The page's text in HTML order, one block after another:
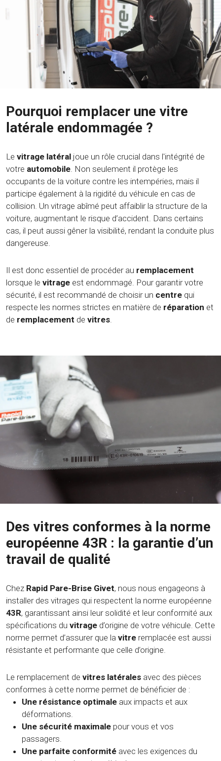
Pourquoi remplacer une vitre
latérale endommagée ?
Le vitrage latéral joue un rôle crucial dans l'intégrité de
votre automobile. Non seulement il protège les
occupants de la voiture contre les intempéries, mais il
participe également à la rigidité du véhicule en cas de
collision. Un vitrage abîmé peut affaiblir la structure de la
voiture, augmentant le risque d’accident. Dans certains
cas, il peut aussi gêner la visibilité, rendant la conduite plus
dangereuse.
Il est donc essentiel de procéder au remplacement
lorsque le vitrage est endommagé. Pour garantir votre
sécurité, il est recommandé de choisir un centre qui
respecte les normes strictes en matière de réparation et
de remplacement de vitres.
Des vitres conformes à la norme
européenne 43R : la garantie d’un
travail de qualité
Chez Rapid Pare-Brise Givet, nous nous engageons à
installer des vitrages qui respectent la norme européenne
43R, garantissant ainsi leur solidité et leur conformité aux
spécifications du vitrage d’origine de votre véhicule. Cette
norme permet d’assurer que la vitre remplacée est aussi
résistante et performante que celle d’origine.
Le remplacement de vitres latérales avec des pièces
conformes à cette norme permet de bénéficier de :
Une résistance optimale aux impacts et aux
déformations.
Une sécurité maximale pour vous et vos
passagers.
Une parfaite conformité avec les exigences du